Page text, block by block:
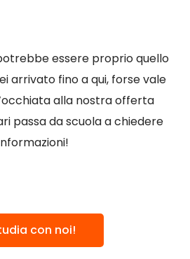
essere proprio quello
arrivato fino a qui, forse vale
alla nostra offerta
passa da scuola a chiedere
con noi!